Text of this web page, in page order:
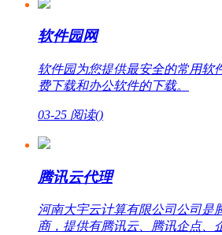
软件园网
软件园为您提供最安全的常用软
费下载和办公软件的下载。
03-25 阅读()
腾讯云代理
河南大宇云计算有限公司公司是
商，提供有腾讯云、腾讯企点、